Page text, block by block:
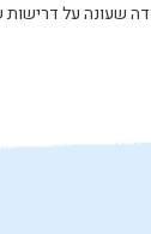
שעונה על דרישות